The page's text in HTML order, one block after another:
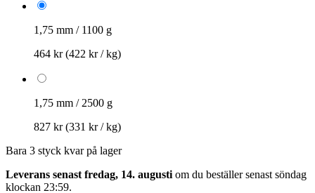
1,75 mm / 1100 g
464 kr(422 kr / kg)
1,75 mm / 2500 g
827 kr(331 kr / kg)
Bara 3 styck kvar på lager
Leverans senast fredag, 14. augusti om du beställer senast söndag
klockan 23:59.